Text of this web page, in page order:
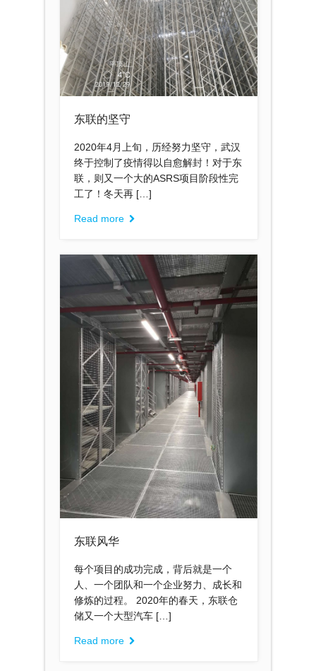
东联的坚守
2020年4月上旬，历经努力坚守，武汉
终于控制了疫情得以自愈解封！对于东
联，则又一个大的ASRS项目阶段性完
工了！冬天再 […]
Read more
东联风华
每个项目的成功完成，背后就是一个
人、一个团队和一个企业努力、成长和
修炼的过程。 2020年的春天，东联仓
储又一个大型汽车 […]
Read more